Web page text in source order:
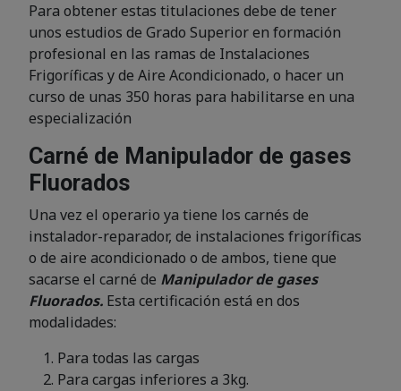
Para obtener estas titulaciones debe de tener
unos estudios de Grado Superior en formación
profesional en las ramas de Instalaciones
Frigoríficas y de Aire Acondicionado, o hacer un
curso de unas 350 horas para habilitarse en una
especialización
Carné de Manipulador de gases
Fluorados
Una vez el operario ya tiene los carnés de
instalador-reparador, de instalaciones frigoríficas
o de aire acondicionado o de ambos, tiene que
sacarse el carné de Manipulador de gases
Fluorados. Esta certificación está en dos
modalidades:
Para todas las cargas
Para cargas inferiores a 3kg.